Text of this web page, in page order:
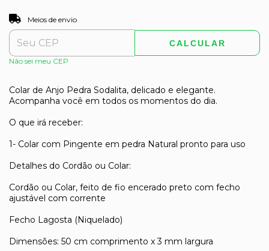
Entregas para o CEP:
Meios de envio
CALCULAR
Não sei meu CEP
Colar de Anjo Pedra Sodalita, delicado e elegante.
Acompanha você em todos os momentos do dia.
O que irá receber:
1- Colar com Pingente em pedra Natural pronto para uso
Detalhes do Cordão ou Colar:
Cordão ou Colar, feito de fio encerado preto com fecho
ajustável com corrente
Fecho Lagosta (Niquelado)
Dimensões: 50 cm comprimento x 3 mm largura